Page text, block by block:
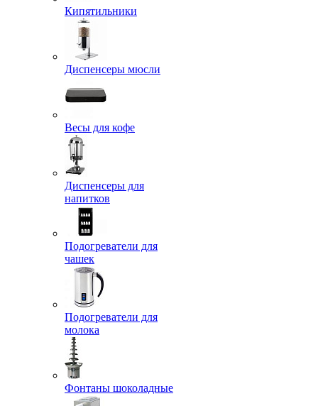
Кипятильники
Диспенсеры мюсли
Весы для кофе
Диспенсеры для
напитков
Подогреватели для
чашек
Подогреватели для
молока
Фонтаны шоколадные